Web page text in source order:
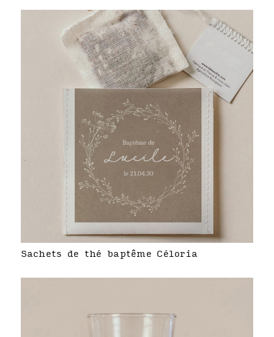
Sachets de thé baptême Céloria